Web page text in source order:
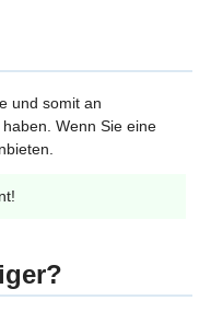
und somit an
Wenn Sie eine